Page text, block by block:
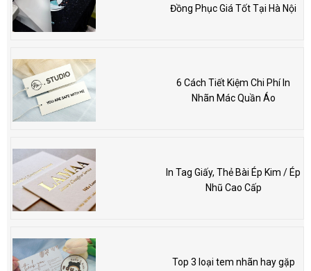
Đồng Phục Giá Tốt Tại Hà Nội
6 Cách Tiết Kiệm Chi Phí In
Nhãn Mác Quần Áo
In Tag Giấy, Thẻ Bài Ép Kim / Ép
Nhũ Cao Cấp
Top 3 loại tem nhãn hay gặp